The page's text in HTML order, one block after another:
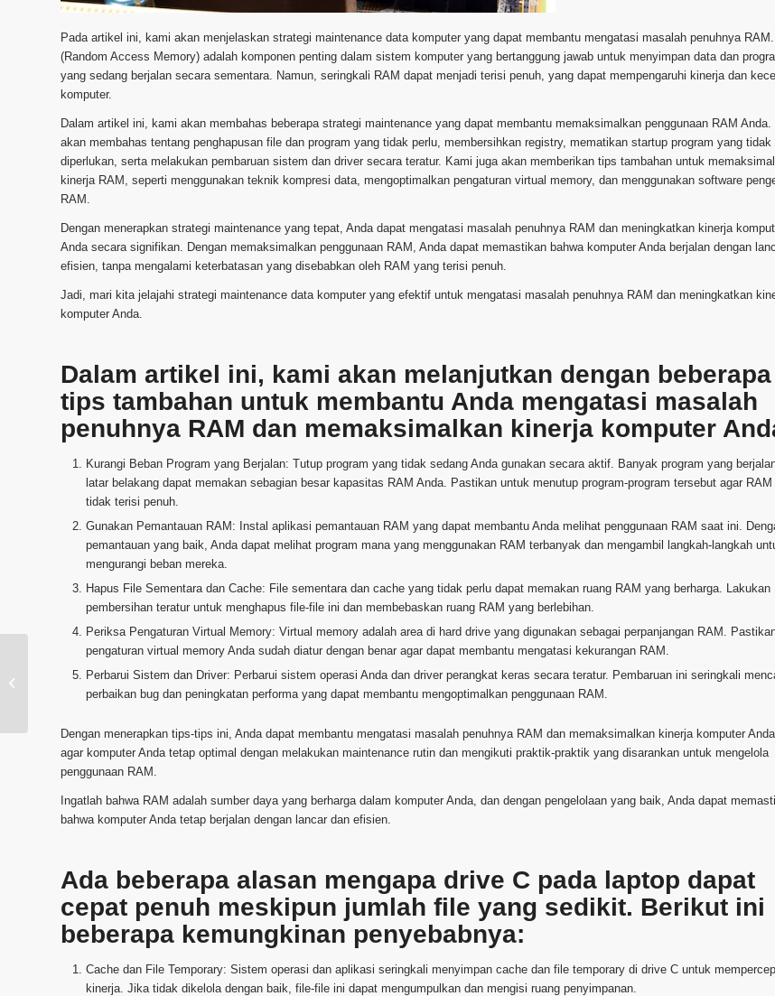
Pada artikel ini, kami akan menjelaskan strategi maintenance data komputer yang dapat membantu mengatasi masalah penuhnya
(Random Access Memory) adalah komponen penting dalam sistem komputer yang bertanggung jawab untuk menyimpan data dan
yang sedang berjalan secara sementara. Namun, seringkali RAM dapat menjadi terisi penuh, yang dapat mempengaruhi kinerja dan
komputer.
Dalam artikel ini, kami akan membahas beberapa strategi maintenance yang dapat membantu memaksimalkan penggunaan RAM Anda.
akan membahas tentang penghapusan file dan program yang tidak perlu, membersihkan registry, mematikan startup program yang tidak
diperlukan, serta melakukan pembaruan sistem dan driver secara teratur. Kami juga akan memberikan tips tambahan untuk
kinerja RAM, seperti menggunakan teknik kompresi data, mengoptimalkan pengaturan virtual memory, dan menggunakan software
RAM.
Dengan menerapkan strategi maintenance yang tepat, Anda dapat mengatasi masalah penuhnya RAM dan meningkatkan kinerja
Anda secara signifikan. Dengan memaksimalkan penggunaan RAM, Anda dapat memastikan bahwa komputer Anda berjalan dengan
efisien, tanpa mengalami keterbatasan yang disebabkan oleh RAM yang terisi penuh.
Jadi, mari kita jelajahi strategi maintenance data komputer yang efektif untuk mengatasi masalah penuhnya RAM dan meningkatkan
komputer Anda.
Dalam artikel ini, kami akan melanjutkan dengan beberapa
tips tambahan untuk membantu Anda mengatasi masalah
penuhnya RAM dan memaksimalkan kinerja komputer
Kurangi Beban Program yang Berjalan: Tutup program yang tidak sedang Anda gunakan secara aktif. Banyak program yang
latar belakang dapat memakan sebagian besar kapasitas RAM Anda. Pastikan untuk menutup program-program tersebut agar RAM
tidak terisi penuh.
Gunakan Pemantauan RAM: Instal aplikasi pemantauan RAM yang dapat membantu Anda melihat penggunaan RAM saat ini.
pemantauan yang baik, Anda dapat melihat program mana yang menggunakan RAM terbanyak dan mengambil langkah-langkah
mengurangi beban mereka.
Hapus File Sementara dan Cache: File sementara dan cache yang tidak perlu dapat memakan ruang RAM yang berharga. Lakukan
pembersihan teratur untuk menghapus file-file ini dan membebaskan ruang RAM yang berlebihan.
Periksa Pengaturan Virtual Memory: Virtual memory adalah area di hard drive yang digunakan sebagai perpanjangan RAM.
pengaturan virtual memory Anda sudah diatur dengan benar agar dapat membantu mengatasi kekurangan RAM.
Perbarui Sistem dan Driver: Perbarui sistem operasi Anda dan driver perangkat keras secara teratur. Pembaruan ini seringkali
perbaikan bug dan peningkatan performa yang dapat membantu mengoptimalkan penggunaan RAM.
Dengan menerapkan tips-tips ini, Anda dapat membantu mengatasi masalah penuhnya RAM dan memaksimalkan kinerja komputer
agar komputer Anda tetap optimal dengan melakukan maintenance rutin dan mengikuti praktik-praktik yang disarankan untuk mengelola
penggunaan RAM.
Ingatlah bahwa RAM adalah sumber daya yang berharga dalam komputer Anda, dan dengan pengelolaan yang baik, Anda dapat
bahwa komputer Anda tetap berjalan dengan lancar dan efisien.
Ada beberapa alasan mengapa drive C pada laptop dapat
cepat penuh meskipun jumlah file yang sedikit. Berikut ini
beberapa kemungkinan penyebabnya:
Cache dan File Temporary: Sistem operasi dan aplikasi seringkali menyimpan cache dan file temporary di drive C untuk
kinerja. Jika tidak dikelola dengan baik, file-file ini dapat mengumpulkan dan mengisi ruang penyimpanan.
Memaksimalkan
Efisiensi dan Keandalan
dengan Jasa
Berkualitas